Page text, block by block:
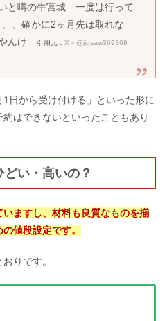
と噂の牛宮城 一度は行って
、確かに2ヶ月先は取れな
んけ
引用元： X－@jigsaw369369
日から受け付ける」といった形に
はできないといったこともあり
い・高いの？
ますし、材料も良質なものを揃
値段設定です。
りです。